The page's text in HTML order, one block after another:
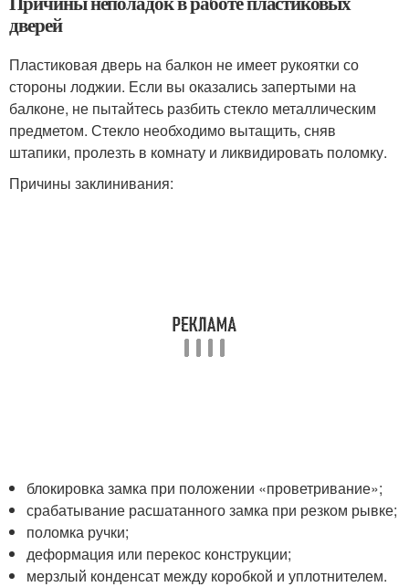
дверей
Пластиковая дверь на балкон не имеет рукоятки со
стороны лоджии. Если вы оказались запертыми на
балконе, не пытайтесь разбить стекло металлическим
предметом. Стекло необходимо вытащить, сняв
штапики, пролезть в комнату и ликвидировать поломку.
Причины заклинивания:
блокировка замка при положении «проветривание»;
срабатывание расшатанного замка при резком рывке;
поломка ручки;
деформация или перекос конструкции;
мерзлый конденсат между коробкой и уплотнителем.